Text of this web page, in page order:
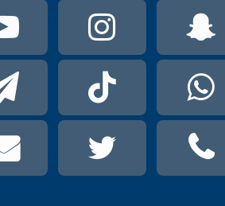
سناب
تشات
TikTok واتساب
phone